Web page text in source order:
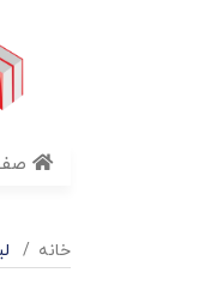
خانه